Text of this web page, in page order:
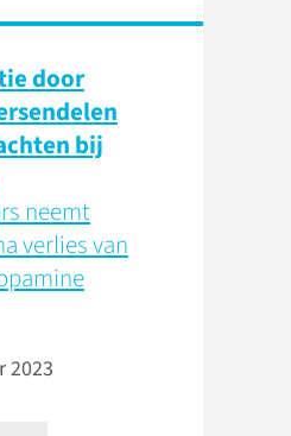
door
bij
neemt
verlies van
2023